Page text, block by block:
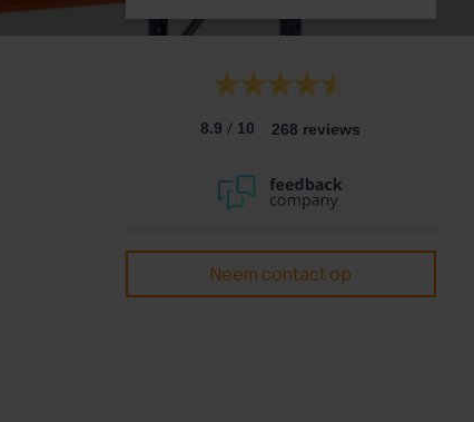
8.9 / 10 268 reviews
Neem contact op